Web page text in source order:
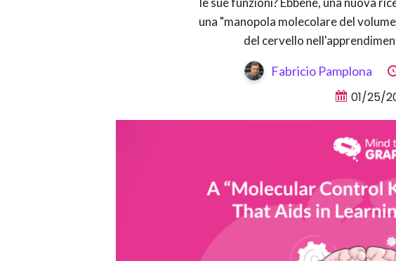
una "manopola molecolare del
del cervello
Fabricio Pamplona
01/25/